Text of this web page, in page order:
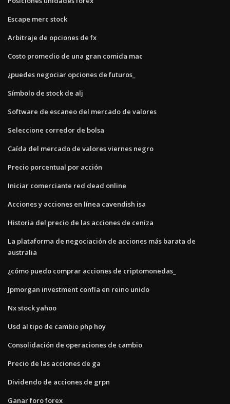
Escape merc stock
Arbitraje de opciones de fx
Costo promedio de una gran comida mac
¿puedes negociar opciones de futuros_
Símbolo de stock de alj
Software de escaneo del mercado de valores
Seleccione corredor de bolsa
Caída del mercado de valores viernes negro
Precio porcentual por acción
Iniciar comerciante red dead online
Acciones y acciones en línea cavendish isa
Historia del precio de las acciones de ceniza
La plataforma de negociación de acciones más barata de
australia
¿cómo puedo comprar acciones de criptomonedas_
Jpmorgan investment confía en reino unido
Nx stock yahoo
Usd al tipo de cambio php hoy
Consolidación de operaciones de cambio
Precio de las acciones de ga
Dividendo de acciones de grpn
Ganar foro forex